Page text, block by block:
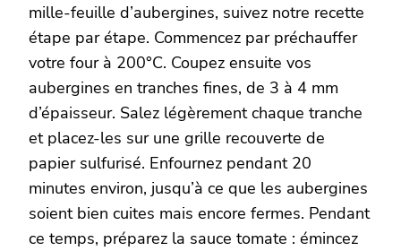
mille-feuille d’aubergines, suivez notre recette
étape par étape. Commencez par préchauffer
votre four à 200°C. Coupez ensuite vos
aubergines en tranches fines, de 3 à 4 mm
d’épaisseur. Salez légèrement chaque tranche
et placez-les sur une grille recouverte de
papier sulfurisé. Enfournez pendant 20
minutes environ, jusqu’à ce que les aubergines
soient bien cuites mais encore fermes. Pendant
ce temps, préparez la sauce tomate : émincez